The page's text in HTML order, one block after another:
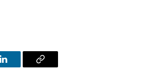
LinkedIn Copy